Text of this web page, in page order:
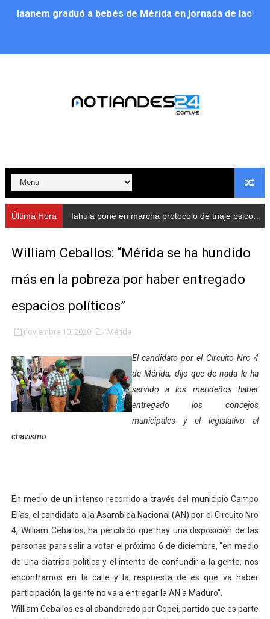
Iaanem graduó a bebés de Mérida en jornada de
Alcalde Nelson Álvarez llevó jornada recreativa a la
Nevado Gas optimiza servicio residencial en la
Balance semestral impulsa inclusión y atención a
Plan Vacacional Comunitario “Ríe 2026” recorre las
Alcaldía del Municipio Libertador realizó una jornada
Fundacite Mérida dicta taller gratuito de electrónica
INN-Mérida celebró el Lacto grado para promover el
Impulsan plan estratégico de seguridad ciudadana
Mérida impulsa desarrollo económico con taller de
Fomficc consolida alianzas e impulsa la economía
Niños de Estudiantes de Mérida sembraron 110
Entregan planta eléctrica para fortalecer la atención
Expertos inspeccionan espacios del OAN para la
Dictan MasterClass en el marco del Encuentro LAGO
Campo Elías avanza con plan de asfaltado
Encuentro estadal fortalece la coordinación de
Última Hora Iahula pone en marcha protocolo de triaje psicosocial para atender a rescatistas
William Ceballos: “Mérida se ha hundido
más en la pobreza por haber entregado
espacios políticos”
noviembre 10, 2020 Mérida
El candidato por el Circuito Nro 4
de Mérida, dijo que de nada le ha
servido a los merideños haber
entregado los concejos
municipales y el legislativo al
chavismo
En medio de un intenso recorrido a través del municipio Campo
Elías, el candidato a la Asamblea Nacional (AN) por el Circuito Nro
4, William Ceballos, ha percibido que hay una disposición de las
personas para salir a votar el próximo 6 de diciembre, “en medio
de una diatriba política y el intento de confundir a la gente, nos
encontramos en la calle y la respuesta de es que va haber
participación, la gente no va a entregar la AN a Maduro”.
William Ceballos es al abanderado por Copei, partido que es parte